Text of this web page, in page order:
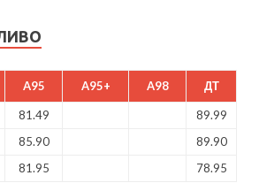
A95 A95+ A98 ДТ
81.49
89.99
85.90
89.90
81.95 78.95